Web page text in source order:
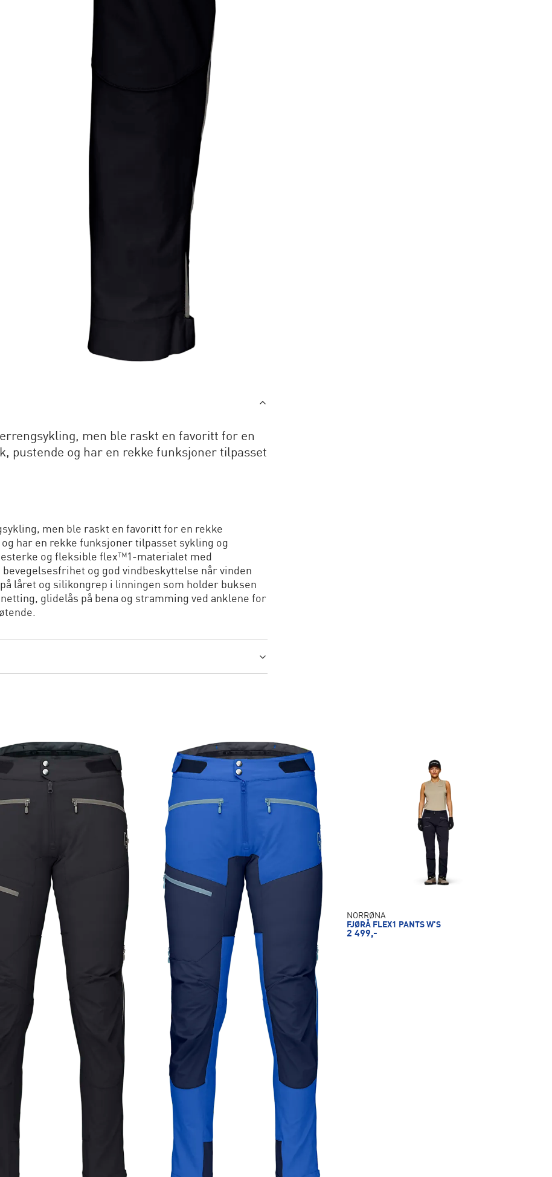
men ble raskt en favoritt for en
pustende og har en rekke funksjoner tilpasset
men ble raskt en favoritt for en rekke
har en rekke funksjoner tilpasset sykling og
og fleksible flex™1-materialet med
og god vindbeskyttelse når vinden
låret og silikongrep i linningen som holder buksen
glidelås på bena og stramming ved anklene for
NORRØNA
FJØRÅ FLEX1 PANTS W'S
2 499,-